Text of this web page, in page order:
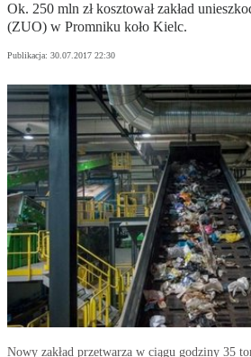
Ok. 250 mln zł kosztował zakład
(ZUO) w Promniku koło Kielc.
Publikacja: 30.07.2017 22:30
Nowy zakład przetwarza w ciągu godziny 35